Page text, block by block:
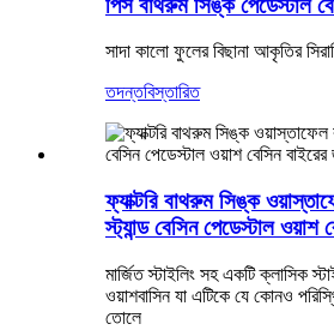
সাদা কালো ফুলের বিছানা আকৃতির
তদন্তবিস্তারিত
ফ্যাক্টরি বাথরুম সিঙ্ক
স্ট্যান্ড বেসিন পেডেস্টাল ওয়াশ
মার্জিত স্টাইলিং সহ একটি ক্লাসিক
ওয়াশবাসিন যা এটিকে যে কোনও
তোলে